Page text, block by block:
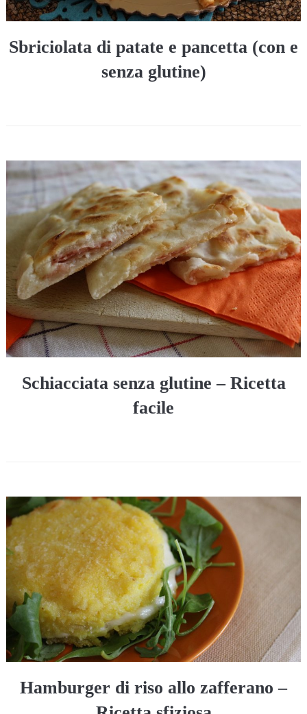
Sbriciolata di patate e pancetta (con e
senza glutine)
Schiacciata senza glutine – Ricetta
facile
Hamburger di riso allo zafferano –